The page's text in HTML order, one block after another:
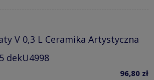
V 0,3 L Ceramika Artystyczna
dekU4998
96,80 zł